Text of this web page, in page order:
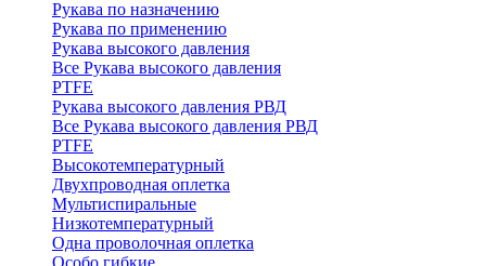
Рукава по назначению
Рукава по применению
Рукава высокого давления
Все Рукава высокого давления
PTFE
Рукава высокого давления РВД
Все Рукава высокого давления РВД
PTFE
Высокотемпературный
Двухпроводная оплетка
Мультиспиральные
Низкотемпературный
Одна проволочная оплетка
Особо гибкие